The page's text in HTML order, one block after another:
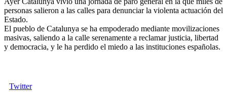
personas salieron a las calles para denunciar la violenta actuación del
Estado.
El pueblo de Catalunya se ha empoderado mediante movilizaciones
masivas, saliendo a la calle serenamente a reclamar justicia, libertad
y democracia, y le ha perdido el miedo a las instituciones españolas.
Twitter